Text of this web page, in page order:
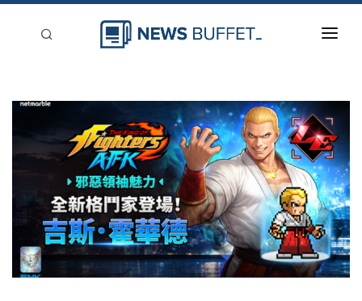
新聞稿分類
登入